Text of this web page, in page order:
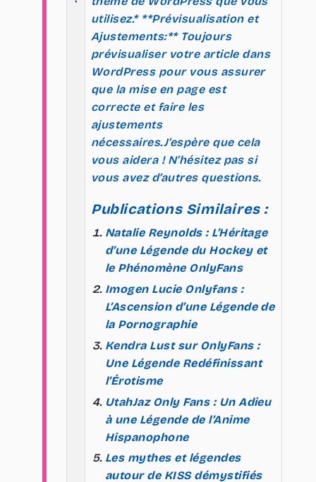
`
utilisez.* **Prévisualisation et
Ajustements:** Toujours
prévisualiser votre article dans
WordPress pour vous assurer
que la mise en page est
correcte et faire les
ajustements
nécessaires.J’espère que cela
vous aidera ! N’hésitez pas si
vous avez d’autres questions.
Publications Similaires :
Natalie Reynolds : L’Héritage
d’une Légende du Hockey et
le Phénomène OnlyFans
Imogen Lucie Onlyfans :
L’Ascension d’une Légende de
la Pornographie
Kendra Lust sur OnlyFans :
Une Légende Redéfinissant
l’Érotisme
UtahJaz Only Fans : Un Adieu
à une Légende de l’Anime
Hispanophone
Les mythes et légendes
autour de KISS démystifiés